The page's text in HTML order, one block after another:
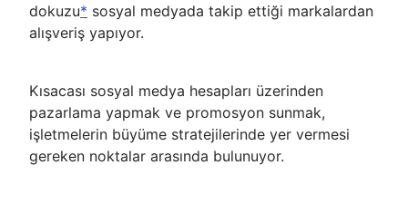
dokuzu* sosyal medyada takip ettiği markalardan
alışveriş yapıyor.
Kısacası sosyal medya hesapları üzerinden
pazarlama yapmak ve promosyon sunmak,
işletmelerin büyüme stratejilerinde yer vermesi
gereken noktalar arasında bulunuyor.